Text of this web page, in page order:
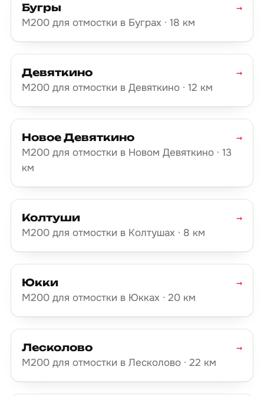
Бугры
М200 для отмостки в Буграх · 18 км
→
Девяткино
М200 для отмостки в Девяткино · 12 км
→
Новое Девяткино
М200 для отмостки в Новом Девяткино · 13
км
→
Колтуши
М200 для отмостки в Колтушах · 8 км
→
Юкки
М200 для отмостки в Юкках · 20 км
→
Лесколово
М200 для отмостки в Лесколово · 22 км
→